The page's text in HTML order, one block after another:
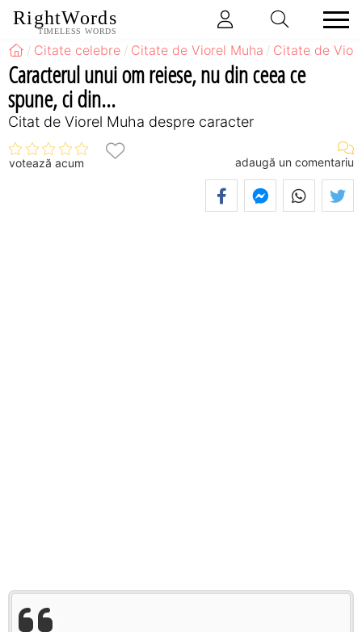
RightWords
TIMELESS WORDS
Citate celebre Citate de Viorel Muha Citate de
Caracterul unui om reiese, nu din ceea ce
spune, ci din...
Citat de Viorel Muha despre caracter
votează acum adaugă un comentariu